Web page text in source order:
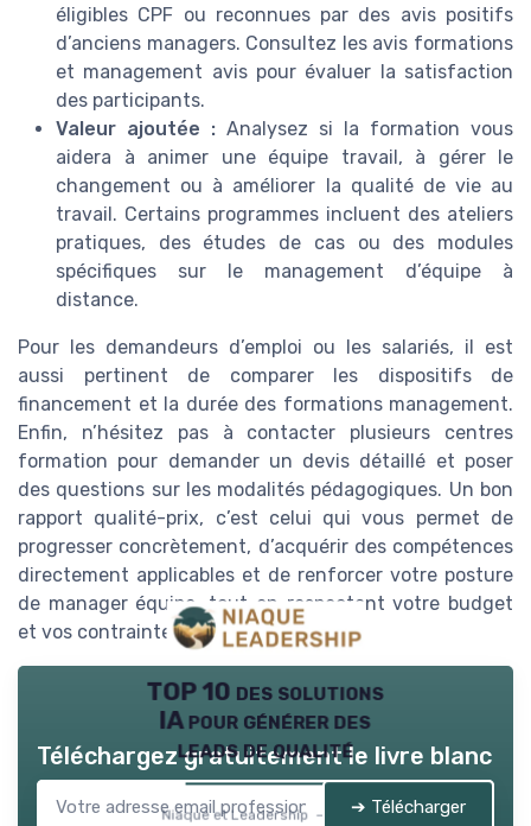
éligibles CPF ou reconnues par des avis positifs
d’anciens managers. Consultez les avis formations
et management avis pour évaluer la satisfaction
des participants.
Valeur ajoutée : Analysez si la formation vous
aidera à animer une équipe travail, à gérer le
changement ou à améliorer la qualité de vie au
travail. Certains programmes incluent des ateliers
pratiques, des études de cas ou des modules
spécifiques sur le management d’équipe à
distance.
Pour les demandeurs d’emploi ou les salariés, il est
aussi pertinent de comparer les dispositifs de
financement et la durée des formations management.
Enfin, n’hésitez pas à contacter plusieurs centres
formation pour demander un devis détaillé et poser
des questions sur les modalités pédagogiques. Un bon
rapport qualité-prix, c’est celui qui vous permet de
progresser concrètement, d’acquérir des compétences
directement applicables et de renforcer votre posture
de manager équipe, tout en respectant votre budget
et vos contraintes professionnelles.
TOP 10 des solutions
IA pour générer des
leads de qualité
Niaque et Leadership — 2026
Téléchargez gratuitement le livre blanc
➔ Télécharger